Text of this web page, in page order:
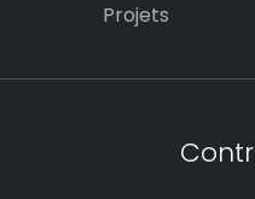
Projets